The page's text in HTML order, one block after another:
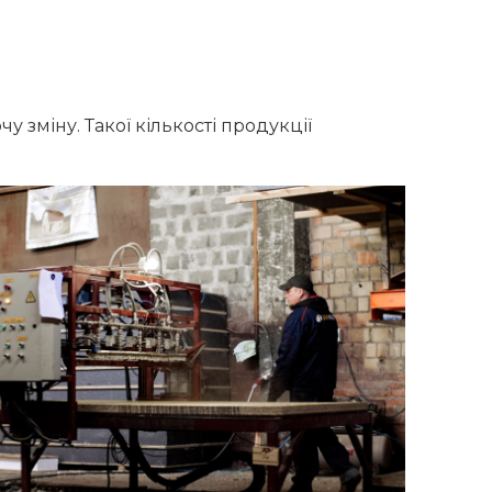
Такої кількості продукції